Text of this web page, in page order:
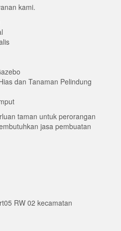
kami.
dan Tanaman Pelindung
taman untuk perorangan
jasa pembuatan
RW 02 kecamatan